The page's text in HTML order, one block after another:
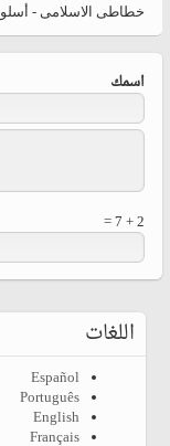
خطاطی الاسلامی - أسلوب
‏اسمك ‏
2 + 7 =
اللغات
Español
Português
English
Français